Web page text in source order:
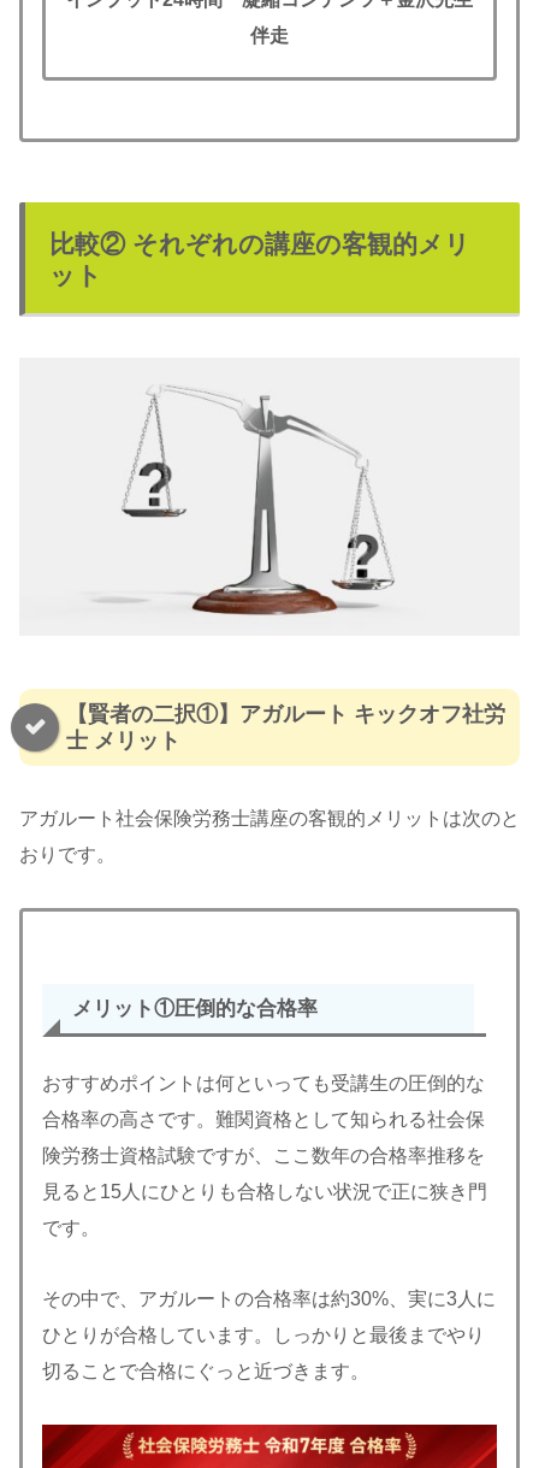
伴走
比較② それぞれの講座の客観的メリ
ット
【賢者の二択①】アガルート キックオフ社労
士 メリット
アガルート社会保険労務士講座の客観的メリットは次のと
おりです。
メリット①圧倒的な合格率
おすすめポイントは何といっても受講生の圧倒的な
合格率の高さです。難関資格として知られる社会保
険労務士資格試験ですが、ここ数年の合格率推移を
見ると15人にひとりも合格しない状況で正に狭き門
です。
その中で、アガルートの合格率は約30%、実に3人に
ひとりが合格しています。しっかりと最後までやり
切ることで合格にぐっと近づきます。